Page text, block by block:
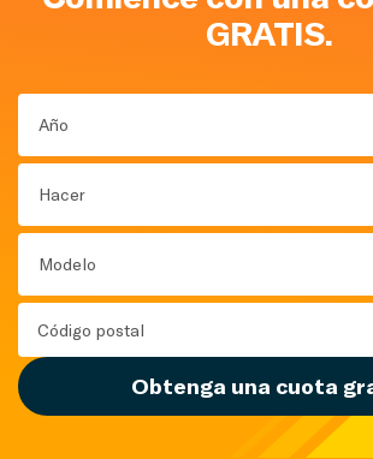
GRATIS.
Año
Hacer
Modelo
Obtenga una cuota